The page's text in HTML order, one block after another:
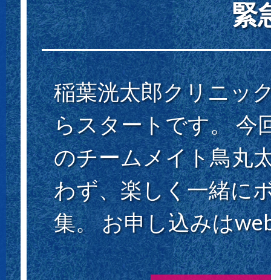
緊
稲葉洸太郎クリニッ
らスタートです。 今
のチームメイト鳥丸
わず、楽しく一緒に
集。 お申し込みは